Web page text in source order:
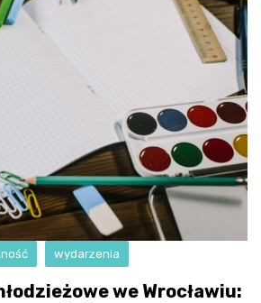
wydarzenia
we Wrocławiu: